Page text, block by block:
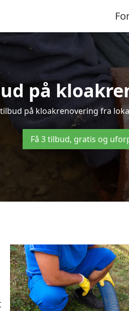
på
på kloakrenovering fra
Få 3 tilbud, gratis og